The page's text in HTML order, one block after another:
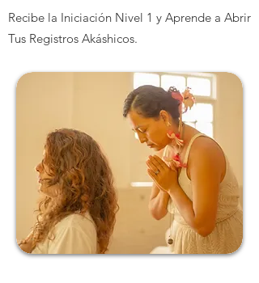
Recibe la Iniciación Nivel 1 y Aprende a Abrir
Tus Registros Akáshicos.